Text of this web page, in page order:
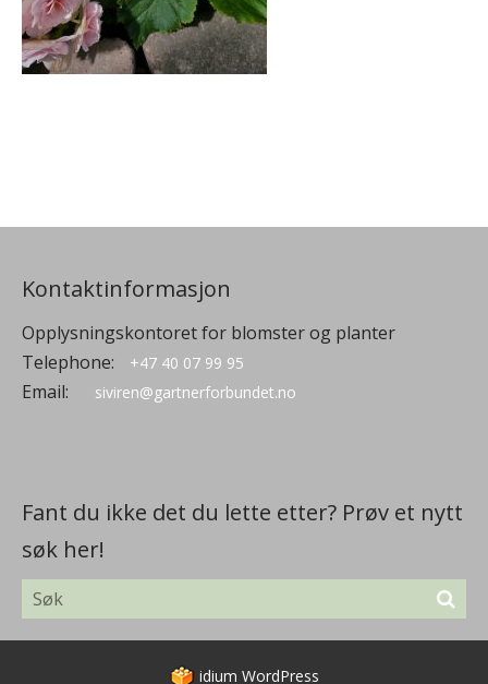
Kontaktinformasjon
Opplysningskontoret for blomster og planter
Telephone:
+47 40 07 99 95
Email: siviren@gartnerforbundet.no
Fant du ikke det du lette etter? Prøv et nytt
søk her!
idium WordPress